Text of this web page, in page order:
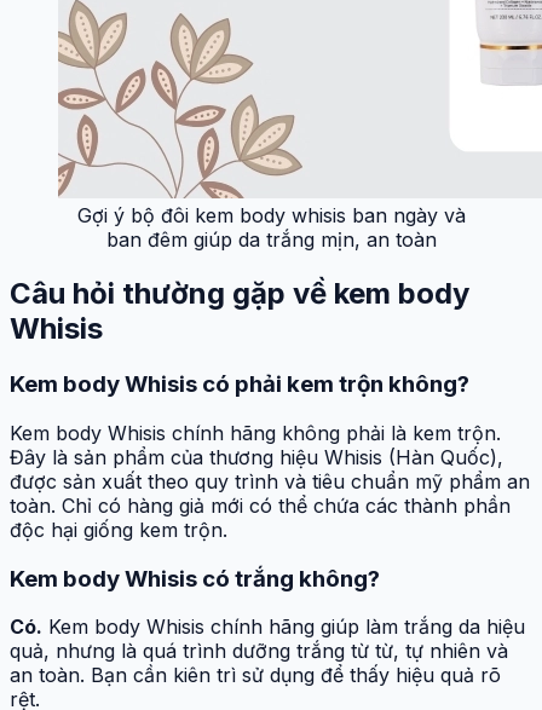
Gợi ý bộ đôi kem body whisis ban ngày và
ban đêm giúp da trắng mịn, an toàn
Câu hỏi thường gặp về kem body
Whisis
Kem body Whisis có phải kem trộn không?
Kem body Whisis chính hãng không phải là kem trộn.
Đây là sản phẩm của thương hiệu Whisis (Hàn Quốc),
được sản xuất theo quy trình và tiêu chuẩn mỹ phẩm an
toàn. Chỉ có hàng giả mới có thể chứa các thành phần
độc hại giống kem trộn.
Kem body Whisis có trắng không?
Có. Kem body Whisis chính hãng giúp làm trắng da hiệu
quả, nhưng là quá trình dưỡng trắng từ từ, tự nhiên và
an toàn. Bạn cần kiên trì sử dụng để thấy hiệu quả rõ
rệt.